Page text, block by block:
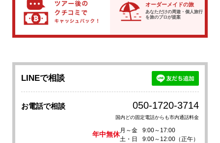
オーダーメイドの旅
あなただけの周遊・個人旅行
を旅のプロが提案
LINEで相談
お電話で相談 050-1720-3714
国内どの固定電話からも市内通話料金
年中無休
月～金
9:00～17:00
土・日
9:00～12:00（正午）